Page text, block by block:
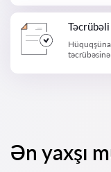
Ən yaxşı